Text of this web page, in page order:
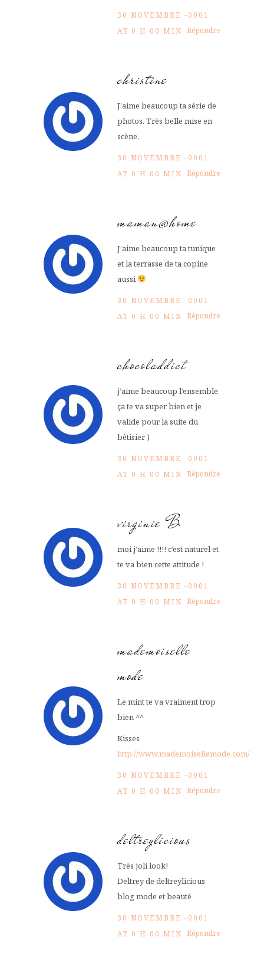
30 NOVEMBRE -0001
AT 0 H 00 MIN Répondre
christine
J’aime beaucoup ta série de
photos. Très belle mise en
scène.
30 NOVEMBRE -0001
AT 0 H 00 MIN Répondre
maman@home
J’aime beaucoup ta tunique
et la terrasse de ta copine
aussi
30 NOVEMBRE -0001
AT 0 H 00 MIN Répondre
chocoladdict
j’aime beaucoup l’ensemble,
ça te va super bien et je
valide pour la suite du
bêtisier )
30 NOVEMBRE -0001
AT 0 H 00 MIN Répondre
virginie B
moi j’aime !!!! c’est naturel et
te va bien cette attitude !
30 NOVEMBRE -0001
AT 0 H 00 MIN Répondre
mademoiselle
mode
Le mint te va vraiment trop
bien ^^
Kisses
http://www.mademoisellemode.com/
30 NOVEMBRE -0001
AT 0 H 00 MIN Répondre
deltreylicious
Très joli look!
Deltrey de deltreylicious
blog mode et beauté
30 NOVEMBRE -0001
AT 0 H 00 MIN Répondre